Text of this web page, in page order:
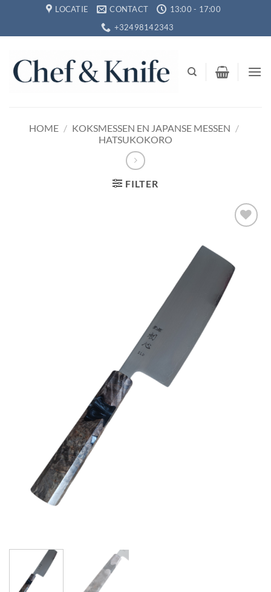
inhoud
LOCATIE CONTACT
13:00 - 17:00
+32498142343
HOME / KOKSMESSEN EN JAPANSE MESSEN /
HATSUKOKORO
FILTER
verlanglijst